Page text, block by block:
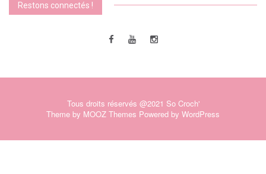
Restons connectés !
Tous droits réservés @2021 So Croch'
Theme by MOOZ Themes Powered by WordPress